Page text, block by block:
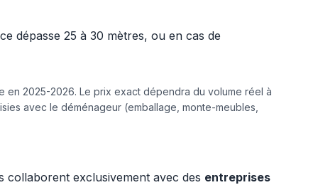
dépasse 25 à 30 mètres, ou en cas de
en 2025-2026. Le prix exact dépendra du volume réel à
avec le déménageur (emballage, monte-meubles,
collaborent exclusivement avec des entreprises